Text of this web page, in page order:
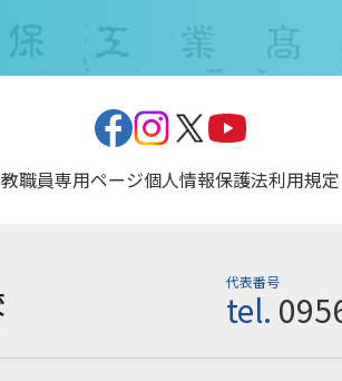
教職員専用ページ個人情報保護法利用規定
代表番号
tel.